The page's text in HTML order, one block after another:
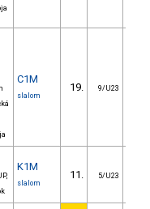
C1M
slalom
19. 9/U23
K1M
slalom
11. 5/U23